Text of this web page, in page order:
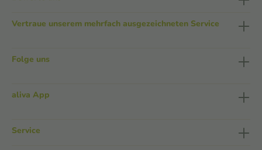
Vertraue unserem mehrfach ausgezeichneten Service
Folge uns
aliva App
Service